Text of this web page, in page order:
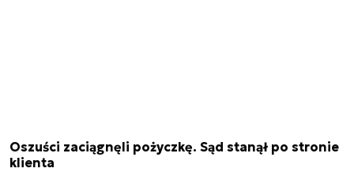
Oszuści zaciągnęli pożyczkę. Sąd stanął po stronie
klienta